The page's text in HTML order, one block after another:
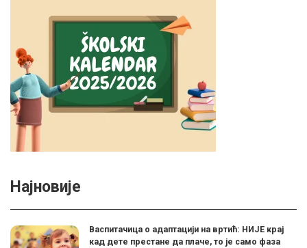
Најновије
Васпитачица о адаптацији на вртић: НИЈЕ крај
кад дете престане да плаче, то је само фаза